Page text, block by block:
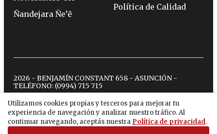
Utilizamos cookies propias y terceros para mejorar tu
experiencia de navegación y analizar nuestro tráfico. Al
continuar navegando, aceptás nuestra Política de privacidad.
Ñandejara Ñe’ẽ
Política de Calidad
2026 - BENJAMÍN CONSTANT 658 - ASUNCIÓN -
TELÉFONO: (0994) 715 715
twitterinstagram
facebook
tiktokyoutubespotify